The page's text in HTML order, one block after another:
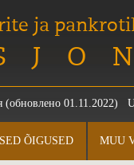
ja
(обновлено 01.11.2022)
ÕIGUSED MUU